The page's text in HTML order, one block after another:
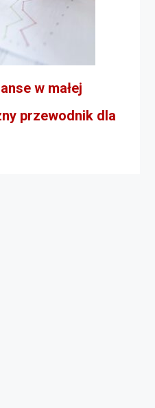
w małej
przewodnik dla